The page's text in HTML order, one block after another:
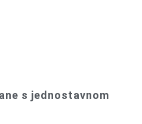
s jednostavnom